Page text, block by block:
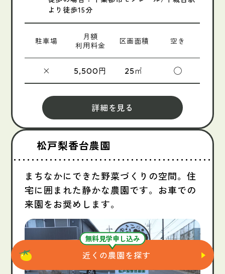
無料見学申し込み
近くの農園を探す
より徒歩15分
駐車場
月額
利用料金
区画面積 空き
× 5,500円 25㎡ ◯
詳細を見る
松戸梨香台農園
まちなかにできた野菜づくりの空間。住
宅に囲まれた静かな農園です。お車での
来園をお奨めします。